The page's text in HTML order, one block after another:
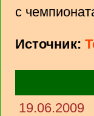
с
Источник:
19.06.2009